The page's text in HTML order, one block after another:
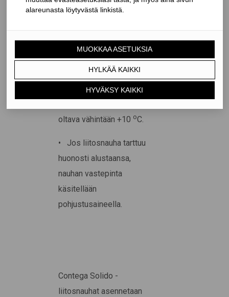
mm leveä.
jatkosten limityksen on
oltava vähintään 50 mm.
• Liitosnauhan
vastepinnan lämpötilan on
oltava vähintään +10 oC.
• Jos liitosnauha tarttuu
huonosti alustaansa,
nauhan vastepinta
käsitellään
pohjustusaineella.
Contega Solido -
liitosnauhat asennetaan